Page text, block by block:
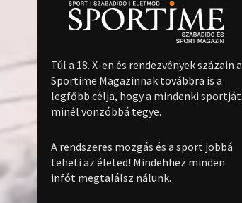
Túl a 18. X-en és rendezvények százain a
Sportime Magazinnak továbbra is a
legfőbb célja, hogy a mindenki sportját
minél vonzóbbá tegye.
A rendszeres mozgás és a sport jobbá
teheti az életed! Mindehhez minden
infót megtalálsz nálunk.